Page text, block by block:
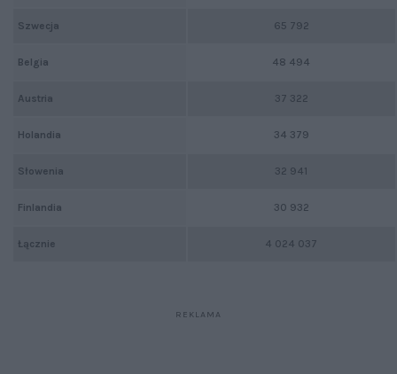
65 792
48 494
37 322
34 379
32 941
30 932
4 024 037
Szwecja
Belgia
Austria
Holandia
Słowenia
Finlandia
Łącznie